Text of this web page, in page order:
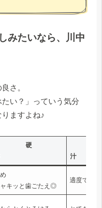
みたいなら、川中
さ。
い？」っていう気分
ますよね♪
硬
キッと歯ごたえ◎
適度でバ